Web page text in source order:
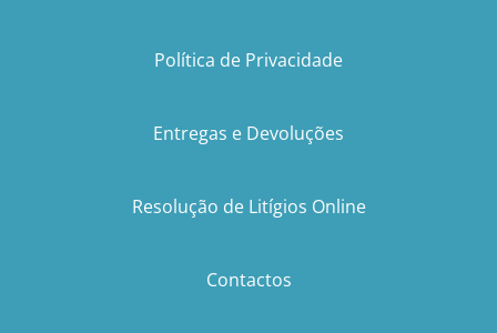
Política de Privacidade
Entregas e Devoluções
Resolução de Litígios Online
Contactos